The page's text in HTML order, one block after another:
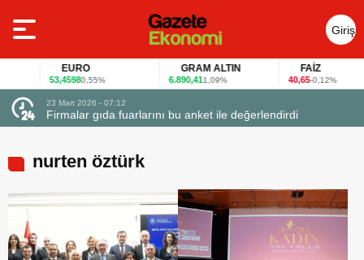
Giriş
Yap
EURO
53,45980,55%
GRAM ALTIN
6.890,411,09%
FAİZ
40,65-0,12%
23 Mart 2026 - 07:12
Firmalar gıda fuarlarını bu anket ile değerlendirdi
nurten öztürk